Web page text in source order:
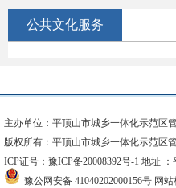
公共文化服务
主办单位：平顶山市城乡一体化示范区
版权所有：平顶山市城乡一体化示范区
ICP证号：豫ICP备20008392号-1 地址 ：
豫公网安备 41040202000156号 网站